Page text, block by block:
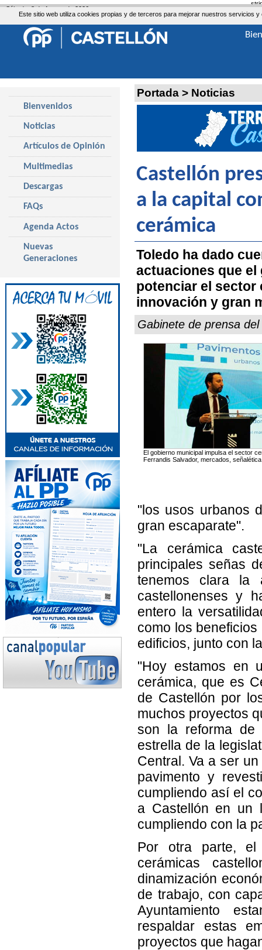
Este sitio web utiliza cookies propias y de terceros para mejorar nuestros servicios
Portada > Noticias
Castellón
a la capital
cerámica
Toledo ha dado
actuaciones que el
potenciar el sector
innovación y gran
Gabinete de prensa
El gobierno municipal impulsa el sector
Ferrandis Salvador, mercados,
"los usos urbanos
gran escaparate".
"La cerámica
principales señas
tenemos clara la
castellonenses y
entero la
como los
edificios, junto con
"Hoy estamos en
cerámica, que es
de Castellón por
muchos proyectos
son la reforma de
estrella de la
Central. Va a ser
pavimento y
cumpliendo así el
a Castellón en un
cumpliendo con la
Por otra parte, el
cerámicas
dinamización
de trabajo, con
Ayuntamiento
respaldar estas
proyectos que
Bienvenidos
Noticias
Artículos de Opinión
Multimedias
Descargas
FAQs
Agenda Actos
Nuevas
Generaciones
Sábado, 8 de Agosto de 2026